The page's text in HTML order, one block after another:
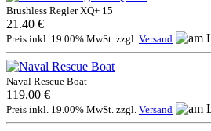
Brushless Regler XQ+ 15
21.40 €
Preis inkl. 19.00% MwSt. zzgl. Versand
Naval Rescue Boat
119.00 €
Preis inkl. 19.00% MwSt. zzgl. Versand